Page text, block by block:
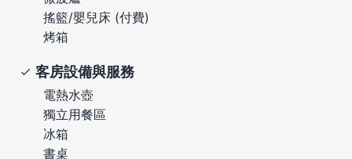
搖籃/嬰兒床 (付費)
烤箱
客房設備與服務
電熱水壺
獨立用餐區
冰箱
書桌